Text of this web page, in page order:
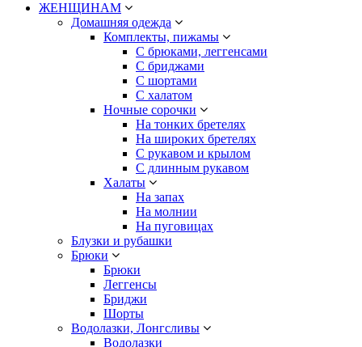
ЖЕНЩИНАМ
Домашняя одежда
Комплекты, пижамы
С брюками, леггенсами
С бриджами
С шортами
С халатом
Ночные сорочки
На тонких бретелях
На широких бретелях
С рукавом и крылом
С длинным рукавом
Халаты
На запах
На молнии
На пуговицах
Блузки и рубашки
Брюки
Брюки
Леггенсы
Бриджи
Шорты
Водолазки, Лонгсливы
Водолазки